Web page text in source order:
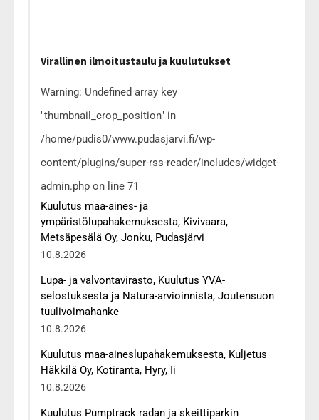
Virallinen ilmoitustaulu ja kuulutukset
Warning: Undefined array key
"thumbnail_crop_position" in
/home/pudis0/www.pudasjarvi.fi/wp-
content/plugins/super-rss-reader/includes/widget-
admin.php on line 71
Kuulutus maa-aines- ja
ympäristölupahakemuksesta, Kivivaara,
Metsäpesälä Oy, Jonku, Pudasjärvi
10.8.2026
Lupa- ja valvontavirasto, Kuulutus YVA-
selostuksesta ja Natura-arvioinnista, Joutensuon
tuulivoimahanke
10.8.2026
Kuulutus maa-aineslupahakemuksesta, Kuljetus
Häkkilä Oy, Kotiranta, Hyry, Ii
10.8.2026
Kuulutus Pumptrack radan ja skeittiparkin